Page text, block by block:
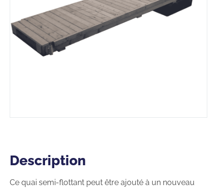
Description
Description
Ce quai semi-flottant peut être ajouté à un nouveau